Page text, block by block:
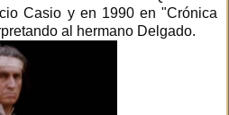
Casio y en 1990 en "Crónica
al hermano Delgado.